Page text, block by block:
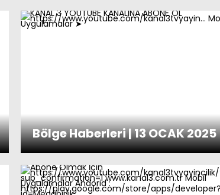
Bölge Haberleri | 13 OCAK 2025